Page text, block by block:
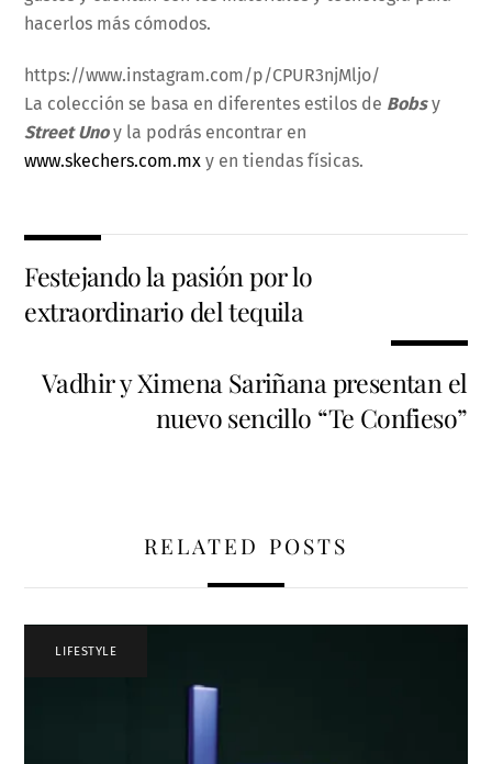
hacerlos más cómodos.
https://www.instagram.com/p/CPUR3njMljo/
La colección se basa en diferentes estilos de Bobsy
Street Unoy la podrás encontrar en
www.skechers.com.mx y en tiendas físicas.
Festejando la pasión por lo
extraordinario del tequila
Vadhir y Ximena Sariñana presentan el
nuevo sencillo “Te Confieso”
RELATED POSTS
LIFESTYLE